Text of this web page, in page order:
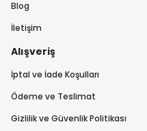
Blog
İletişim
Alışveriş
İptal ve İade Koşulları
Ödeme ve Teslimat
Gizlilik ve Güvenlik Politikası